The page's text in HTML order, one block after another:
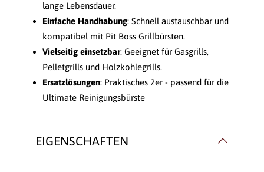
lange Lebensdauer.
Einfache Handhabung: Schnell austauschbar und
kompatibel mit Pit Boss Grillbürsten.
Vielseitig einsetzbar: Geeignet für Gasgrills,
Pelletgrills und Holzkohlegrills.
Ersatzlösungen: Praktisches 2er - passend für die
Ultimate Reinigungsbürste
EIGENSCHAFTEN